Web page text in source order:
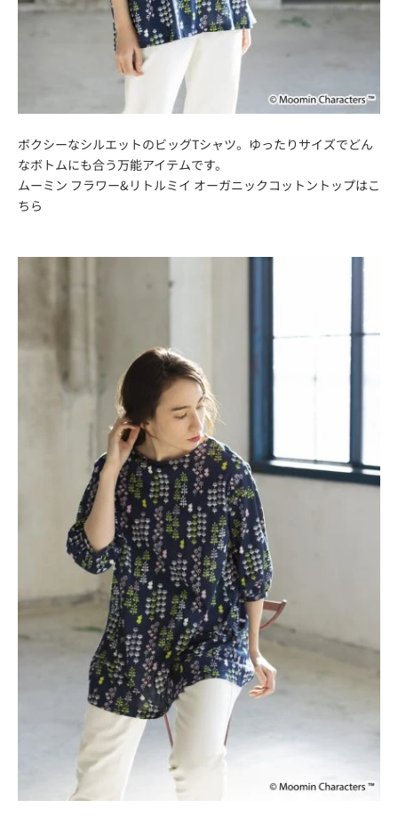
ボクシーなシルエットのビッグTシャツ。ゆったりサイズでどん
なボトムにも合う万能アイテムです。
ムーミン フラワー&リトルミイ オーガニックコットントップはこ
ちら